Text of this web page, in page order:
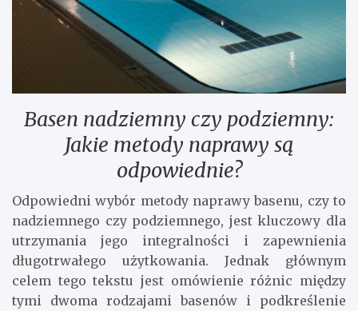
Basen nadziemny czy podziemny:
Jakie metody naprawy są
odpowiednie?
Odpowiedni wybór metody naprawy basenu, czy to
nadziemnego czy podziemnego, jest kluczowy dla
utrzymania jego integralności i zapewnienia
długotrwałego użytkowania. Jednak głównym
celem tego tekstu jest omówienie różnic między
tymi dwoma rodzajami basenów i podkreślenie